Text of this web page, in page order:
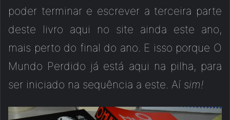
poder terminar e escrever a terceira parte
deste livro aqui no site ainda este ano,
mais perto do final do ano. E isso porque O
Mundo Perdido já está aqui na pilha, para
ser iniciado na sequência a este. Aí sim!